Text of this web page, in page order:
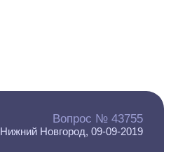
Вопрос № 43755
Нижний Новгород, 09-09-2019